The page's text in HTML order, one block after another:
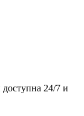
24/7 и